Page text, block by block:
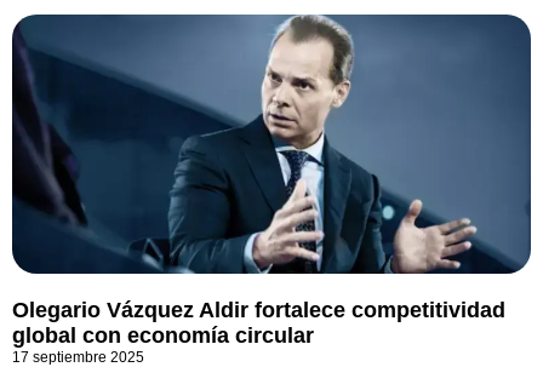
Olegario Vázquez Aldir fortalece competitividad
global con economía circular
17 septiembre 2025